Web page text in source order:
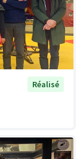
Réalisé